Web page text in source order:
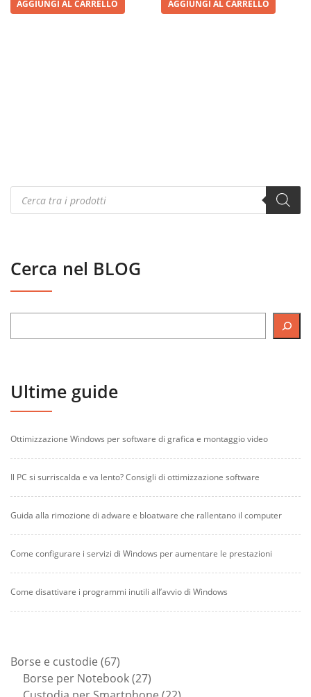
AGGIUNGI AL CARRELLO AGGIUNGI AL CARRELLO
Products
search
Cerca nel BLOG
Ultime guide
Ottimizzazione Windows per software di grafica e montaggio video
Il PC si surriscalda e va lento? Consigli di ottimizzazione software
Guida alla rimozione di adware e bloatware che rallentano il computer
Come configurare i servizi di Windows per aumentare le prestazioni
Come disattivare i programmi inutili all’avvio di Windows
Borse e custodie 6767
prodotti
Borse per Notebook 2727